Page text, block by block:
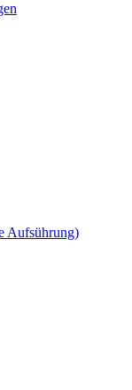
Aufsührung)